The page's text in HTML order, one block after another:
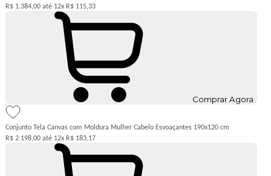
R$ 1.384,00
12x R$ 115,33
Comprar Agora
Conjunto Tela Canvas com Moldura Mulher Cabelo Esvoaçantes 190x120 cm
R$ 2.198,00
12x R$ 183,17